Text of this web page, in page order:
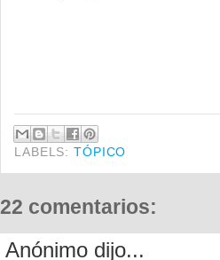
LABELS:TÓPICO
22 comentarios:
Anónimo dijo...